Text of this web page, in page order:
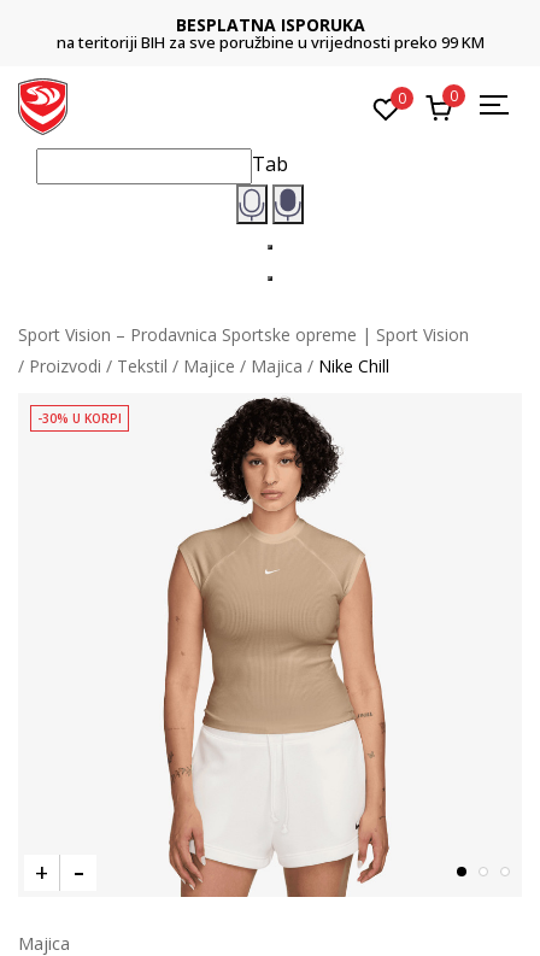
BESPLATNA ISPORUKA
na teritoriji BIH za sve poružbine u vrijednosti preko 99 KM
0 0
Tab
Sport Vision – Prodavnica Sportske opreme | Sport Vision
Proizvodi
Tekstil Majice Majica Nike Chill
-30% U KORPI
Majica